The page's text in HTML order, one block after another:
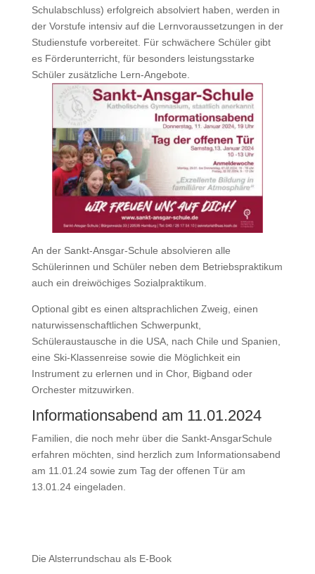
Schulabschluss) erfolgreich absolviert haben, werden in
der Vorstufe intensiv auf die Lernvoraussetzungen in der
Studienstufe vorbereitet. Für schwächere Schüler gibt
es Förderunterricht, für besonders leistungsstarke
Schüler zusätzliche Lern-Angebote.
An der Sankt-Ansgar-Schule absolvieren alle
Schülerinnen und Schüler neben dem Betriebspraktikum
auch ein dreiwöchiges Sozialpraktikum.
Optional gibt es einen altsprachlichen Zweig, einen
naturwissenschaftlichen Schwerpunkt,
Schüleraustausche in die USA, nach Chile und Spanien,
eine Ski-Klassenreise sowie die Möglichkeit ein
Instrument zu erlernen und in Chor, Bigband oder
Orchester mitzuwirken.
Informationsabend am 11.01.2024
Familien, die noch mehr über die Sankt-AnsgarSchule
erfahren möchten, sind herzlich zum Informationsabend
am 11.01.24 sowie zum Tag der offenen Tür am
13.01.24 eingeladen.
Die Alsterrundschau als E-Book